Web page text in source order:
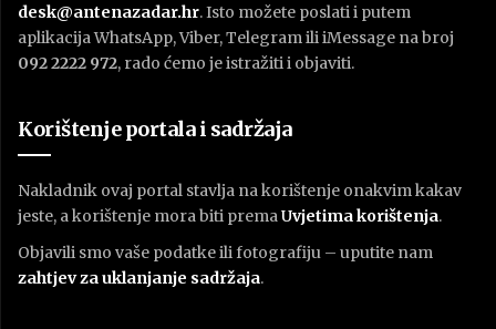
desk@antenazadar.hr. Isto možete poslati i putem
aplikacija WhatsApp, Viber, Telegram ili iMessage na broj
092 2222 972, rado ćemo je istražiti i objaviti.
Korištenje portala i sadržaja
Nakladnik ovaj portal stavlja na korištenje onakvim kakav
jeste, a korištenje mora biti premaUvjetima korištenja.
Objavili smo vaše podatke ili fotografiju – uputite nam
zahtjev za uklanjanje sadržaja.